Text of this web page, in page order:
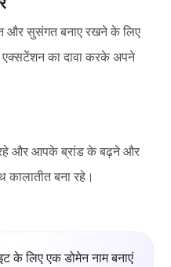
और सुसंगत बनाए रखने के लिए
का दावा करके अपने
और आपके ब्रांड के बढ़ने और
बना रहे।
के लिए एक डोमेन नाम बनाएं